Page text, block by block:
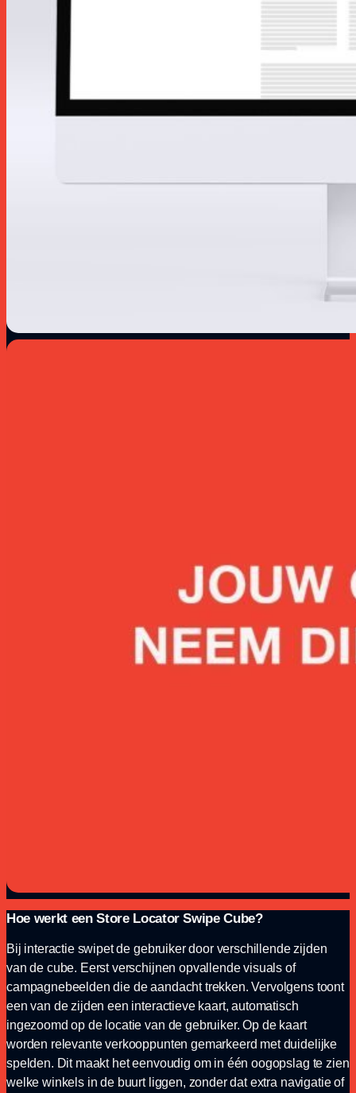
Hoe werkt een Store Locator Swipe Cube?
Bij interactie swipet de gebruiker door verschillende zijden
van de cube. Eerst verschijnen opvallende visuals of
campagnebeelden die de aandacht trekken. Vervolgens toont
een van de zijden een interactieve kaart, automatisch
ingezoomd op de locatie van de gebruiker. Op de kaart
worden relevante verkooppunten gemarkeerd met duidelijke
spelden. Dit maakt het eenvoudig om in één oogopslag te zien
welke winkels in de buurt liggen, zonder dat extra navigatie of